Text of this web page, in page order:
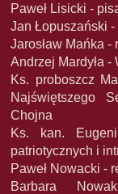
Paweł Lisicki -
Jan Łopuszański
Jarosław Mańka -
Andrzej Mardyła -
Ks. proboszcz
Najświętszego
Chojna
Ks. kan.
patriotycznych i
Paweł Nowacki -
Barbara